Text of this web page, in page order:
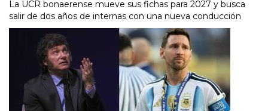
La UCR bonaerense mueve sus fichas para 2027 y busca
salir de dos años de internas con una nueva conducción